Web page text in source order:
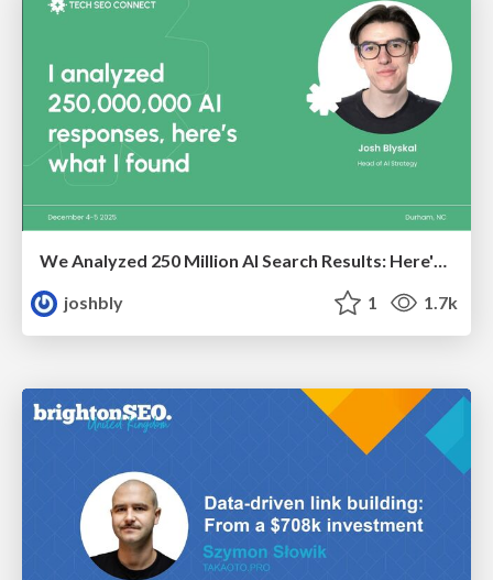
We Analyzed 250 Million AI Search Results: Here's What I Found
joshbly
1 1.7k